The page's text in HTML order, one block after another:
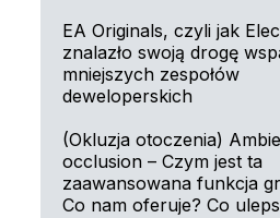
EA Originals, czyli jak
znalazło swoją drogę
mniejszych zespołów
deweloperskich
(Okluzja otoczenia)
occlusion – Czym jest ta
zaawansowana funkcja
Co nam oferuje? Co